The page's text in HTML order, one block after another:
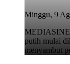
Minggu, 9
putih mulai
menyambut